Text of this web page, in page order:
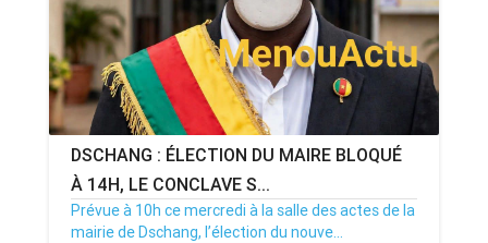
DSCHANG : ÉLECTION DU MAIRE BLOQUÉ
À 14H, LE CONCLAVE S...
Prévue à 10h ce mercredi à la salle des actes de la
mairie de Dschang, l’élection du nouve...